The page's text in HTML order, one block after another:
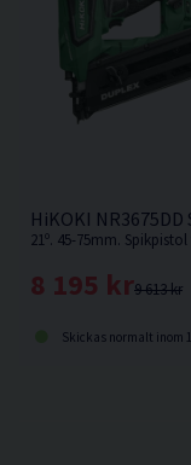
HiKOKI
9 613 kr
8 195 kr
Skickas normalt inom